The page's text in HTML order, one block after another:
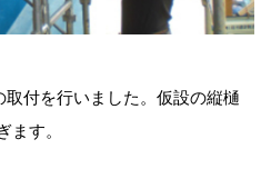
付を行いました。仮設の縦樋
ます。